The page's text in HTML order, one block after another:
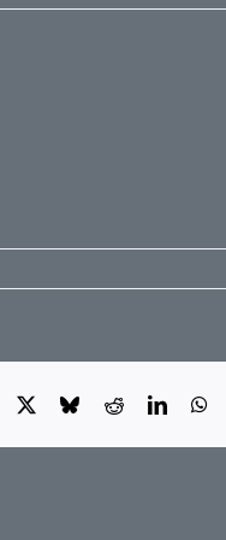
Facebook BlueskyReddit